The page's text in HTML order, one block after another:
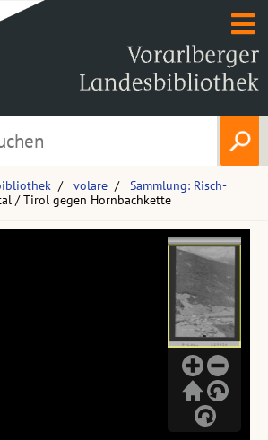
volare
Sammlung: Risch-
/ Tirol gegen Hornbachkette